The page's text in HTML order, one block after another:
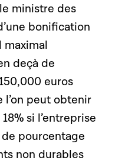
ministre des
bonification
maximal
deçà de
euros
l’on peut obtenir
si l’entreprise
pourcentage
non durables